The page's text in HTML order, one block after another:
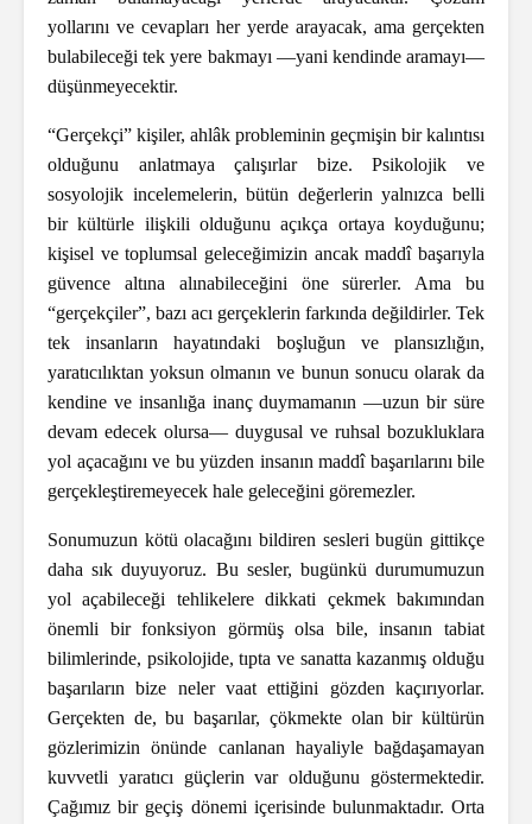
yollarını ve cevapları her yerde arayacak, ama gerçekten
bulabileceği tek yere bakmayı —yani kendinde aramayı—
düşünmeyecektir.
“Gerçekçi” kişiler, ahlâk probleminin geçmişin bir kalıntısı
olduğunu anlatmaya çalışırlar bize. Psikolojik ve
sosyolojik incelemelerin, bütün değerlerin yalnızca belli
bir kültürle ilişkili olduğunu açıkça ortaya koyduğunu;
kişisel ve toplumsal geleceğimizin ancak maddî başarıyla
güvence altına alınabileceğini öne sürerler. Ama bu
“gerçekçiler”, bazı acı gerçeklerin farkında değildirler. Tek
tek insanların hayatındaki boşluğun ve plansızlığın,
yaratıcılıktan yoksun olmanın ve bunun sonucu olarak da
kendine ve insanlığa inanç duymamanın —uzun bir süre
devam edecek olursa— duygusal ve ruhsal bozukluklara
yol açacağını ve bu yüzden insanın maddî başarılarını bile
gerçekleştiremeyecek hale geleceğini göremezler.
Sonumuzun kötü olacağını bildiren sesleri bugün gittikçe
daha sık duyuyoruz. Bu sesler, bugünkü durumumuzun
yol açabileceği tehlikelere dikkati çekmek bakımından
önemli bir fonksiyon görmüş olsa bile, insanın tabiat
bilimlerinde, psikolojide, tıpta ve sanatta kazanmış olduğu
başarıların bize neler vaat ettiğini gözden kaçırıyorlar.
Gerçekten de, bu başarılar, çökmekte olan bir kültürün
gözlerimizin önünde canlanan hayaliyle bağdaşamayan
kuvvetli yaratıcı güçlerin var olduğunu göstermektedir.
Çağımız bir geçiş dönemi içerisinde bulunmaktadır. Orta